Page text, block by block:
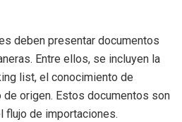
deben presentar documentos
Entre ellos, se incluyen la
list, el conocimiento de
origen. Estos documentos son
flujo de importaciones.